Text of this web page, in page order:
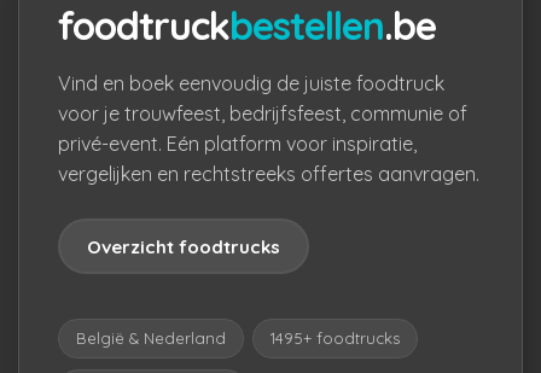
foodtruckbestellen.be
Vind en boek eenvoudig de juiste foodtruck
voor je trouwfeest, bedrijfsfeest, communie of
privé-event. Eén platform voor inspiratie,
vergelijken en rechtstreeks offertes aanvragen.
Overzicht foodtrucks
België & Nederland 1495+ foodtrucks